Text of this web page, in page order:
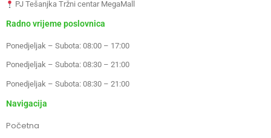
PJ Tešanjka Tržni centar MegaMall
Radno vrijeme poslovnica
Ponedjeljak – Subota: 08:00 – 17:00
Ponedjeljak – Subota: 08:30 – 21:00
Ponedjeljak – Subota: 08:30 – 21:00
Navigacija
Početna